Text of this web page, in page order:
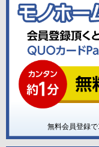
無料会員登録で